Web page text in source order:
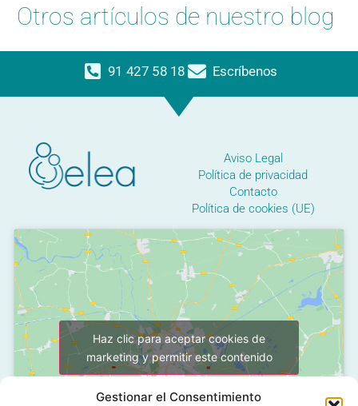
Gestionar el Consentimiento
Otros artículos de nuestro blog
91 427 58 18 Escríbenos
Aviso Legal
Política de privacidad
Contacto
Política de cookies (UE)
Haz clic para aceptar cookies de
marketing y permitir este contenido